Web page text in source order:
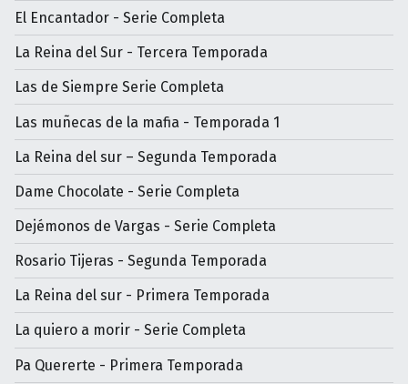
El Encantador - Serie Completa
La Reina del Sur - Tercera Temporada
Las de Siempre Serie Completa
Las muñecas de la mafia - Temporada 1
La Reina del sur – Segunda Temporada
Dame Chocolate - Serie Completa
Dejémonos de Vargas - Serie Completa
Rosario Tijeras - Segunda Temporada
La Reina del sur - Primera Temporada
La quiero a morir - Serie Completa
Pa Quererte - Primera Temporada